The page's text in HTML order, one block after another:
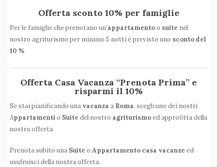
Offerta sconto 10% per famiglie
Per le famiglie che prenotano un’appartamentoo suite nel
nostro agriturismo per minimo 5 notti è previsto uno sconto del
10 %
Offerta Casa Vacanza “Prenota Prima” e
risparmi il 10%
Se stai pianificando una vacanza a Roma, scegli uno dei nostri
Appartamentio Suite del nostro agriturismoed approfitta della
nostra offerta.
Prenota subito una Suite o Appartamento casa vacanze ed
usufruisci della nostra offerta.